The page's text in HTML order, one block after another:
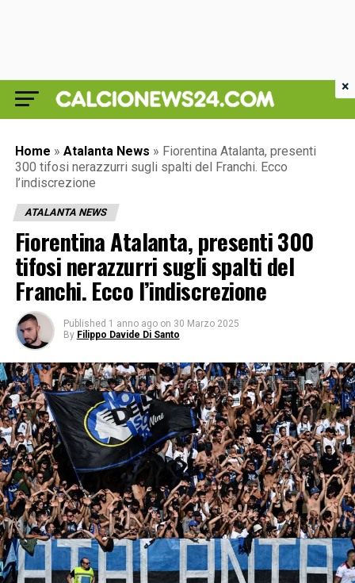
Home » Atalanta News » Fiorentina Atalanta, presenti
300 tifosi nerazzurri sugli spalti del Franchi. Ecco
l’indiscrezione
ATALANTA NEWS
Fiorentina Atalanta, presenti 300
tifosi nerazzurri sugli spalti del
Franchi. Ecco l’indiscrezione
Published 1 anno ago on 30 Marzo 2025
By Filippo Davide Di Santo
×